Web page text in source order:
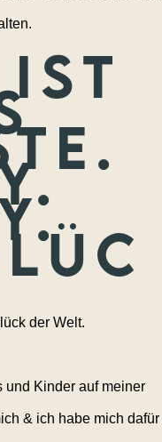
ist
der Welt.
und Kinder auf meiner
& ich habe mich dafür